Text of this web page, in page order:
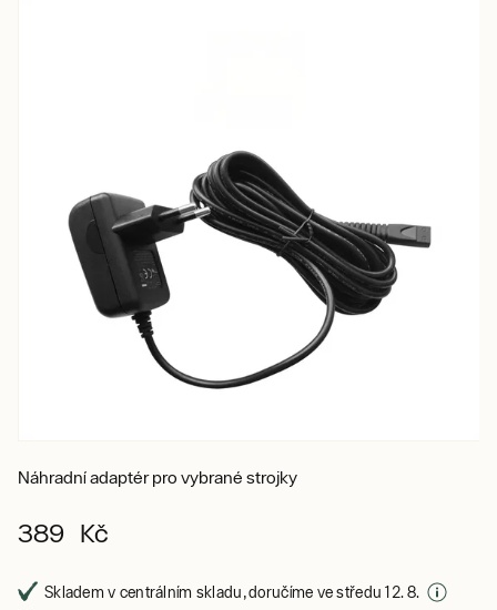
Náhradní adaptér pro vybrané strojky
389 Kč
Skladem v centrálním skladu, doručíme ve středu 12. 8.